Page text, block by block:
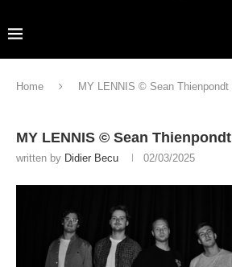
Home MY LENNIS © Sean Thienpondt
MY LENNIS © Sean Thienpondt
written by Didier Becu 02/03/2025